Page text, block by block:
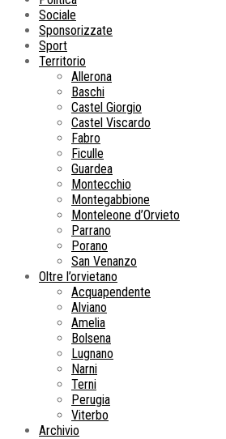
Sociale
Sponsorizzate
Sport
Territorio
Allerona
Baschi
Castel Giorgio
Castel Viscardo
Fabro
Ficulle
Guardea
Montecchio
Montegabbione
Monteleone d’Orvieto
Parrano
Porano
San Venanzo
Oltre l’orvietano
Acquapendente
Alviano
Amelia
Bolsena
Lugnano
Narni
Terni
Perugia
Viterbo
Archivio